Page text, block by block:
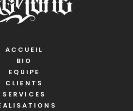
ACCUEIL
BIO
EQUIPE
CLIENTS
SERVICES